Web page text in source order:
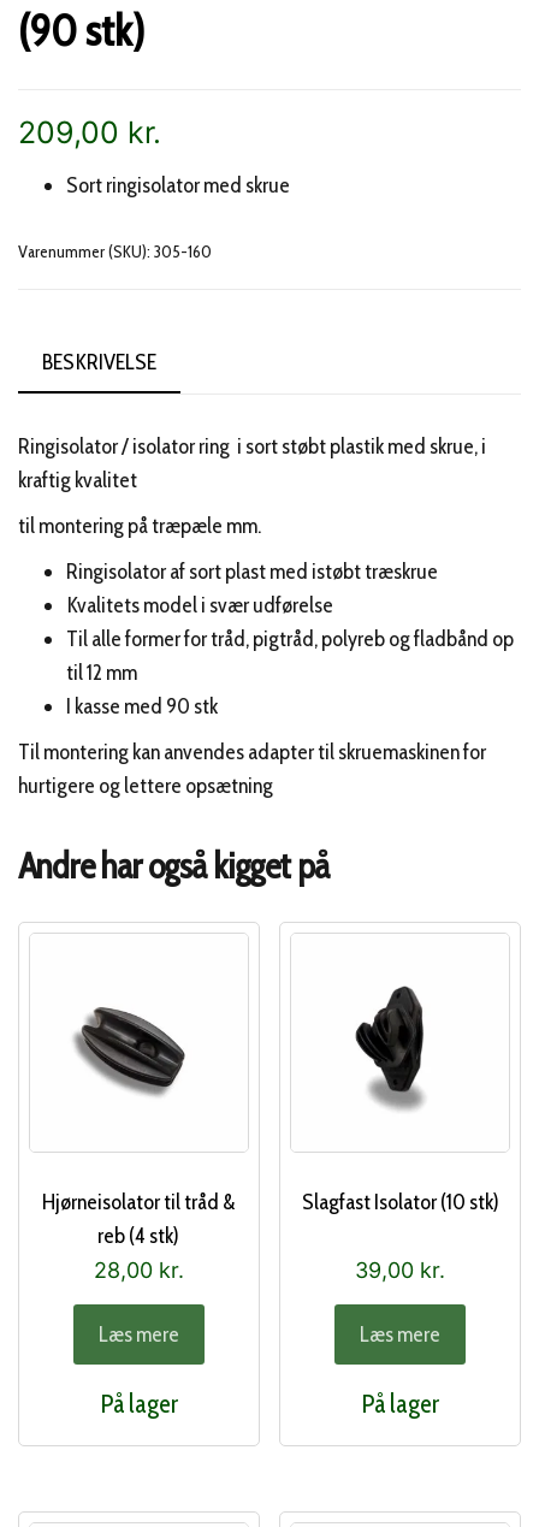
(90 stk)
209,00 kr.
Sort ringisolator med skrue
Varenummer (SKU): 305-160
BESKRIVELSE
Ringisolator / isolator ring i sort støbt plastik med skrue, i
kraftig kvalitet
til montering på træpæle mm.
Ringisolator af sort plast med istøbt træskrue
Kvalitets model i svær udførelse
Til alle former for tråd, pigtråd, polyreb og fladbånd op
til 12 mm
I kasse med 90 stk
Til montering kan anvendes adapter til skruemaskinen for
hurtigere og lettere opsætning
Andre har også kigget på
Hjørneisolator til tråd &
reb (4 stk)
28,00 kr.
Læs mere
På lager
Slagfast Isolator (10 stk)
39,00 kr.
Læs mere
På lager